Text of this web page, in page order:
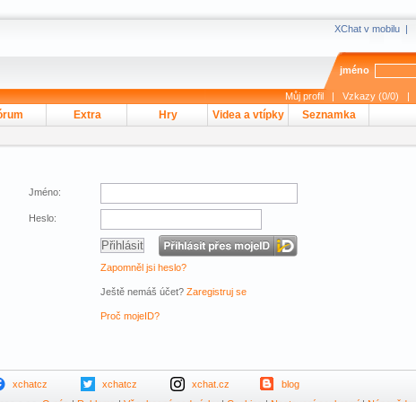
XChat v mobilu |
jméno
Můj profil | Vzkazy (0/0) |
Extra Hry Videa a vtípky Seznamka
Jméno:
Heslo:
Zapomněl jsi heslo?
Ještě nemáš účet? Zaregistruj se
Proč mojeID?
xchatcz xchatcz xchat.cz
blog